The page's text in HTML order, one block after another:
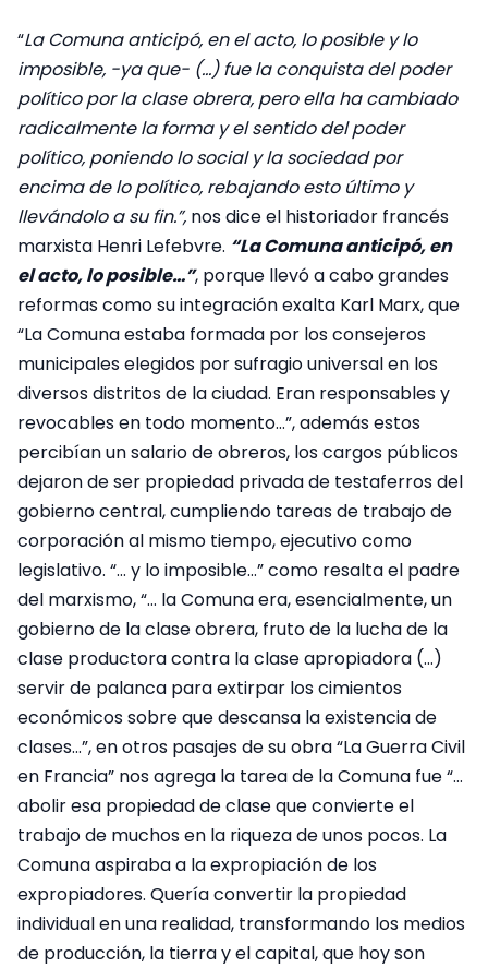
“La Comuna anticipó, en el acto, lo posible y lo
imposible, -ya que- (…) fue la conquista del poder
político por la clase obrera, pero ella ha cambiado
radicalmente la forma y el sentido del poder
político, poniendo lo social y la sociedad por
encima de lo político, rebajando esto último y
llevándolo a su fin.”, nos dice el historiador francés
marxista Henri Lefebvre. “La Comuna anticipó, en
el acto, lo posible…”, porque llevó a cabo grandes
reformas como su integración exalta Karl Marx, que
“La Comuna estaba formada por los consejeros
municipales elegidos por sufragio universal en los
diversos distritos de la ciudad. Eran responsables y
revocables en todo momento…”, además estos
percibían un salario de obreros, los cargos públicos
dejaron de ser propiedad privada de testaferros del
gobierno central, cumpliendo tareas de trabajo de
corporación al mismo tiempo, ejecutivo como
legislativo. “… y lo imposible…” como resalta el padre
del marxismo, “… la Comuna era, esencialmente, un
gobierno de la clase obrera, fruto de la lucha de la
clase productora contra la clase apropiadora (…)
servir de palanca para extirpar los cimientos
económicos sobre que descansa la existencia de
clases…”, en otros pasajes de su obra “La Guerra Civil
en Francia” nos agrega la tarea de la Comuna fue “…
abolir esa propiedad de clase que convierte el
trabajo de muchos en la riqueza de unos pocos. La
Comuna aspiraba a la expropiación de los
expropiadores. Quería convertir la propiedad
individual en una realidad, transformando los medios
de producción, la tierra y el capital, que hoy son